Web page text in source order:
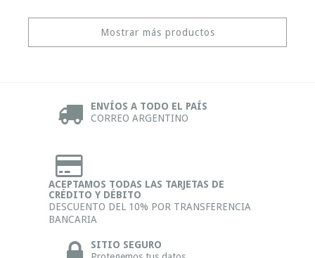
Mostrar más productos
ENVÍOS A TODO EL PAÍS
CORREO ARGENTINO
ACEPTAMOS TODAS LAS TARJETAS DE
CRÉDITO Y DÉBITO
DESCUENTO DEL 10% POR TRANSFERENCIA
BANCARIA
SITIO SEGURO